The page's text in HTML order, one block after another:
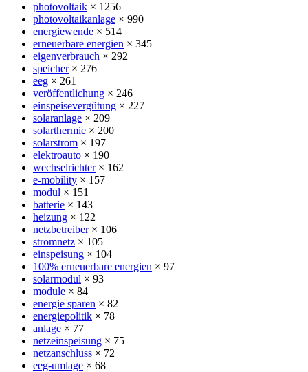
photovoltaik × 1256
photovoltaikanlage × 990
energiewende × 514
erneuerbare energien × 345
eigenverbrauch × 292
speicher× 276
eeg × 261
veröffentlichung × 246
einspeisevergütung × 227
solaranlage × 209
solarthermie × 200
solarstrom × 197
elektroauto × 190
wechselrichter× 162
e-mobility × 157
modul × 151
batterie × 143
heizung × 122
netzbetreiber× 106
stromnetz × 105
einspeisung × 104
100% erneuerbare energien × 97
solarmodul × 93
module × 84
energie sparen × 82
energiepolitik × 78
anlage × 77
netzeinspeisung × 75
netzanschluss × 72
eeg-umlage × 68